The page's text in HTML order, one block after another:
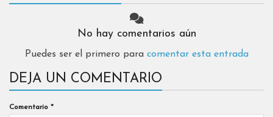
No hay comentarios aún
Puedes ser el primero para comentar esta entrada
DEJA UN COMENTARIO
Comentario *